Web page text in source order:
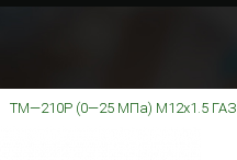
ТМ—210Р (0—25 МПа) M12x1.5 ГАЗ